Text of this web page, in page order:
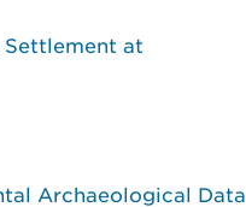
Settlement at
Archaeological Data